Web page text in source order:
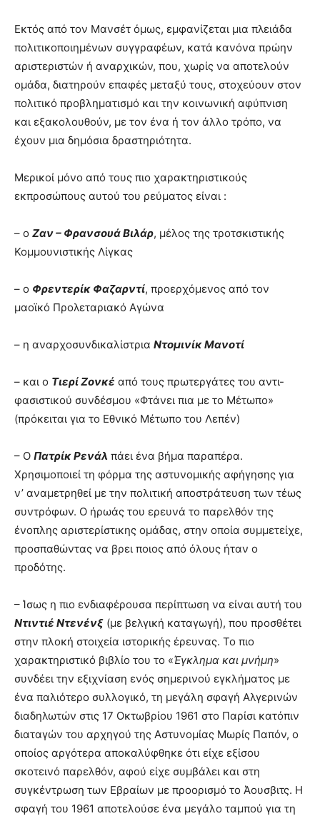
Εκτός από τον Μανσέτ όμως, εμφανίζεται μια πλειάδα
πολιτικοποιημένων συγγραφέων, κατά κανόνα πρώην
αριστεριστών ή αναρχικών, που, χωρίς να αποτελούν
ομάδα, διατηρούν επαφές μεταξύ τους, στοχεύουν στον
πολιτικό προβληματισμό και την κοινωνική αφύπνιση
και εξακολουθούν, με τον ένα ή τον άλλο τρόπο, να
έχουν μια δημόσια δραστηριότητα.
Μερικοί μόνο από τους πιο χαρακτηριστικούς
εκπροσώπους αυτού του ρεύματος είναι :
– ο Ζαν – Φρανσουά Βιλάρ, μέλος της τροτσκιστικής
Κομμουνιστικής Λίγκας
– ο Φρεντερίκ Φαζαρντί, προερχόμενος από τον
μαοϊκό Προλεταριακό Αγώνα
– η αναρχοσυνδικαλίστρια Ντομινίκ Μανοτί
– και ο Τιερί Ζονκέ από τους πρωτεργάτες του αντι-
φασιστικού συνδέσμου «Φτάνει πια με το Μέτωπο»
(πρόκειται για το Εθνικό Μέτωπο του Λεπέν)
– Ο Πατρίκ Ρενάλ πάει ένα βήμα παραπέρα.
Χρησιμοποιεί τη φόρμα της αστυνομικής αφήγησης για
ν’ αναμετρηθεί με την πολιτική αποστράτευση των τέως
συντρόφων. Ο ήρωάς του ερευνά το παρελθόν της
ένοπλης αριστερίστικης ομάδας, στην οποία συμμετείχε,
προσπαθώντας να βρει ποιος από όλους ήταν ο
προδότης.
– Ίσως η πιο ενδιαφέρουσα περίπτωση να είναι αυτή του
Ντιντιέ Ντενένξ (με βελγική καταγωγή), που προσθέτει
στην πλοκή στοιχεία ιστορικής έρευνας. Το πιο
χαρακτηριστικό βιβλίο του το «Έγκλημα και μνήμη»
συνδέει την εξιχνίαση ενός σημερινού εγκλήματος με
ένα παλιότερο συλλογικό, τη μεγάλη σφαγή Αλγερινών
διαδηλωτών στις 17 Οκτωβρίου 1961 στο Παρίσι κατόπιν
διαταγών του αρχηγού της Αστυνομίας Μωρίς Παπόν, ο
οποίος αργότερα αποκαλύφθηκε ότι είχε εξίσου
σκοτεινό παρελθόν, αφού είχε συμβάλει και στη
συγκέντρωση των Εβραίων με προορισμό το Άουσβιτς. Η
σφαγή του 1961 αποτελούσε ένα μεγάλο ταμπού για τη